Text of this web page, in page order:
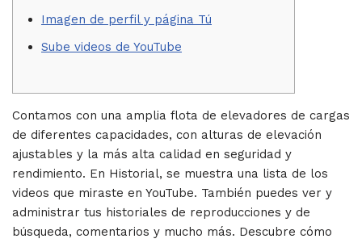
Imagen de perfil y página Tú
Sube videos de YouTube
Contamos con una amplia flota de elevadores de cargas
de diferentes capacidades, con alturas de elevación
ajustables y la más alta calidad en seguridad y
rendimiento. En Historial, se muestra una lista de los
videos que miraste en YouTube. También puedes ver y
administrar tus historiales de reproducciones y de
búsqueda, comentarios y mucho más. Descubre cómo